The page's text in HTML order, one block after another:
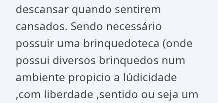
descansar quando sentirem
cansados. Sendo necessário
possuir uma brinquedoteca (onde
possui diversos brinquedos num
ambiente propicio a lúdicidade
,com liberdade ,sentido ou seja um